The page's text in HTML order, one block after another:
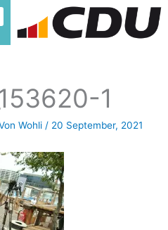
1
Wohli / 20 September, 2021